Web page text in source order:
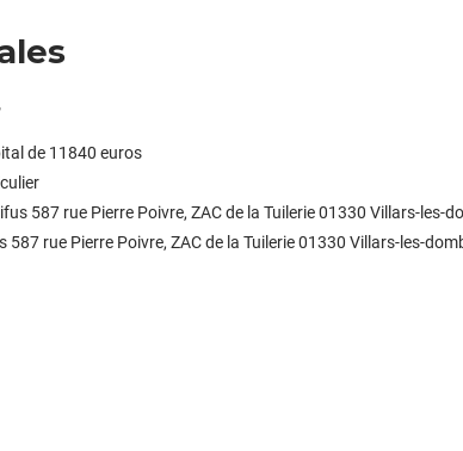
de 11840 euros
587 rue Pierre Poivre, ZAC de la Tuilerie 01330 Villars-les-
587 rue Pierre Poivre, ZAC de la Tuilerie 01330 Villars-les-